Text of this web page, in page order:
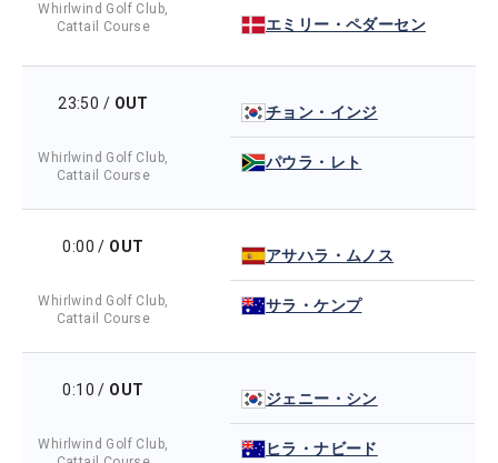
Whirlwind Golf Club,
Cattail Course
エミリー・ペダーセン
23:50 / OUT
Whirlwind Golf Club,
Cattail Course
チョン・インジ
パウラ・レト
0:00 / OUT
Whirlwind Golf Club,
Cattail Course
アサハラ・ムノス
サラ・ケンプ
0:10 / OUT
Whirlwind Golf Club,
ジェニー・シン
ヒラ・ナビード